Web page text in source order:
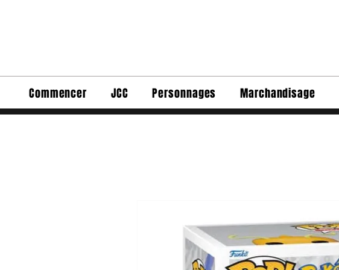
Commencer JCC Personnages Marchandisage